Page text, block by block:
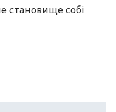
становище собі